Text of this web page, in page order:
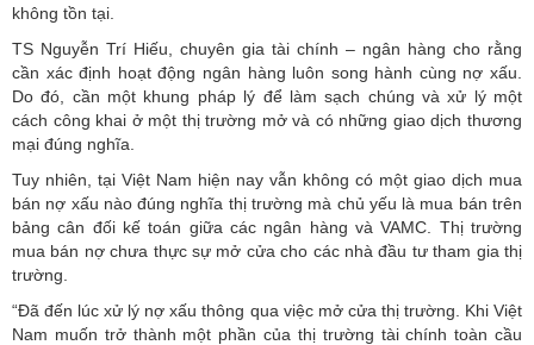
không tồn tại.
TS Nguyễn Trí Hiếu, chuyên gia tài chính – ngân hàng cho rằng
cần xác định hoạt động ngân hàng luôn song hành cùng nợ xấu.
Do đó, cần một khung pháp lý để làm sạch chúng và xử lý một
cách công khai ở một thị trường mở và có những giao dịch thương
mại đúng nghĩa.
Tuy nhiên, tại Việt Nam hiện nay vẫn không có một giao dịch mua
bán nợ xấu nào đúng nghĩa thị trường mà chủ yếu là mua bán trên
bảng cân đối kế toán giữa các ngân hàng và VAMC. Thị trường
mua bán nợ chưa thực sự mở cửa cho các nhà đầu tư tham gia thị
trường.
“Đã đến lúc xử lý nợ xấu thông qua việc mở cửa thị trường. Khi Việt
Nam muốn trở thành một phần của thị trường tài chính toàn cầu